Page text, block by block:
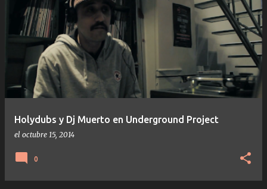
Holydubs y Dj Muerto en Underground Project
el octubre 15, 2014
0